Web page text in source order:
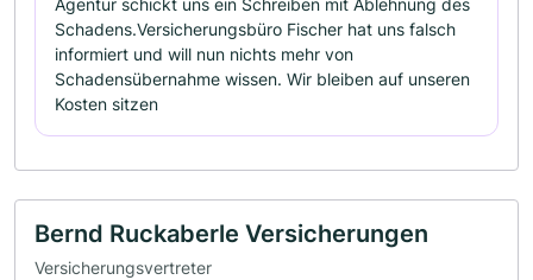
Schadens.Versicherungsbüro Fischer hat uns falsch
informiert und will nun nichts mehr von
Schadensübernahme wissen. Wir bleiben auf unseren
Kosten sitzen
Bernd Ruckaberle Versicherungen
Versicherungsvertreter